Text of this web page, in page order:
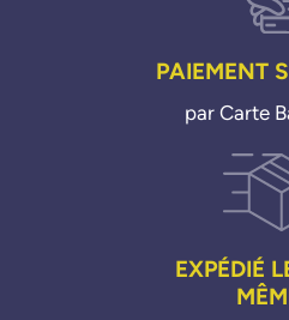
PAIEMENT
par Carte
EXPÉDIÉ